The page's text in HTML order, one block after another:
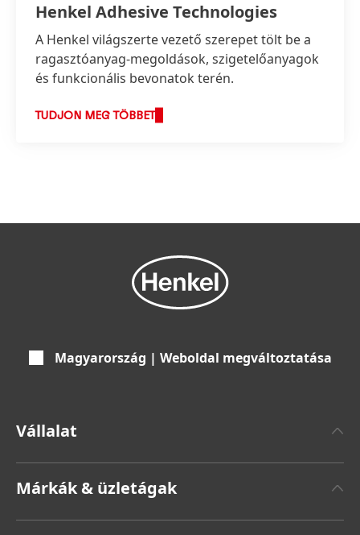
Henkel Adhesive Technologies
A Henkel világszerte vezető szerepet tölt be a
ragasztóanyag-megoldások, szigetelőanyagok
és funkcionális bevonatok terén.
TUDJON MEG TÖBBET
Magyarország | Weboldal megváltoztatása
Vállalat
Márkák & üzletágak